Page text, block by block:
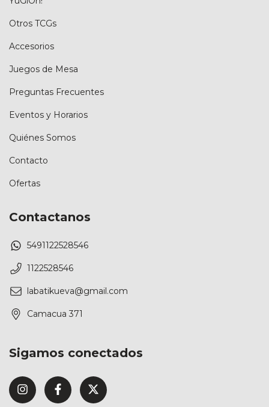
Otros TCGs
Accesorios
Juegos de Mesa
Preguntas Frecuentes
Eventos y Horarios
Quiénes Somos
Contacto
Ofertas
Contactanos
5491122528546
1122528546
labatikueva@gmail.com
Camacua 371
Sigamos conectados